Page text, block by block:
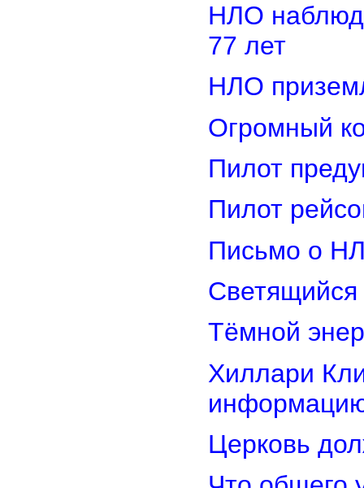
НЛО
77 лет
НЛО
Огромный
Пилот
Пилот
Письмо о
Светящийся
Тёмной
Хиллари
Церковь